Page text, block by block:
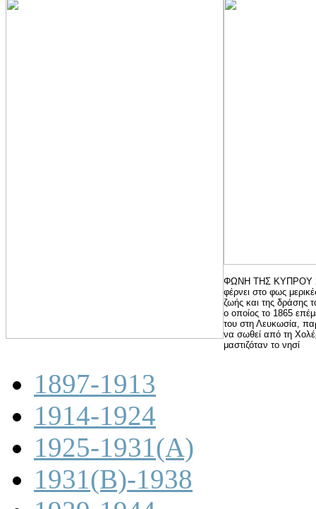
ΦΩΝΗ ΤΗΣ ΚΥΠΡΟΥ 2
φέρνει στο φως
ζωής και της δράσης
ο οποίος το 1865
του στη Λευκωσία,
να σωθεί από τη
μαστιζόταν το νησί
1897-1913
1914-1924
1925-1931(A)
1931(B)-1938